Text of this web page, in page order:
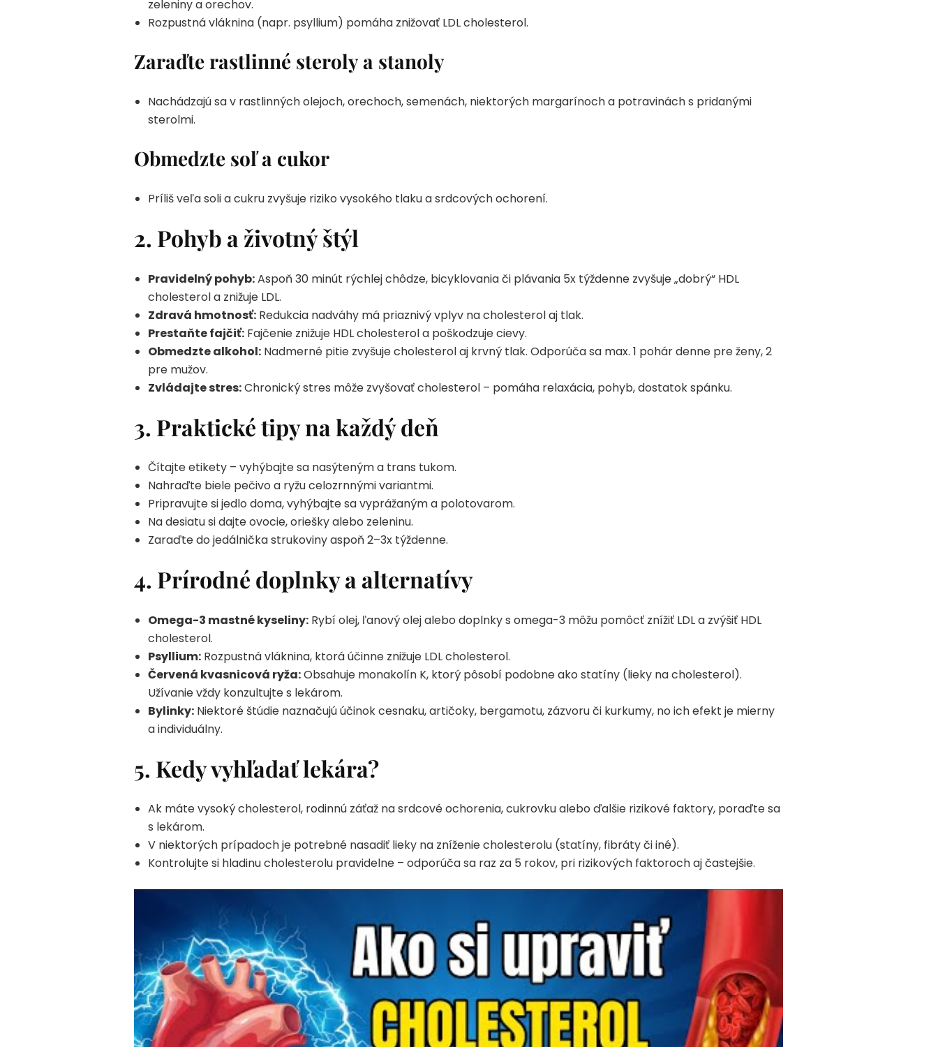
zeleniny a orechov.
Rozpustná vláknina (napr. psyllium) pomáha znižovať LDL cholesterol.
Zaraďte rastlinné steroly a stanoly
Nachádzajú sa v rastlinných olejoch, orechoch, semenách, niektorých margarínoch a potravinách s pridanými
sterolmi.
Obmedzte soľ a cukor
Príliš veľa soli a cukru zvyšuje riziko vysokého tlaku a srdcových ochorení.
2. Pohyb a životný štýl
Pravidelný pohyb:Aspoň 30 minút rýchlej chôdze, bicyklovania či plávania 5x týždenne zvyšuje „dobrý“ HDL
cholesterol a znižuje LDL.
Zdravá hmotnosť: Redukcia nadváhy má priaznivý vplyv na cholesterol aj tlak.
Prestaňte fajčiť: Fajčenie znižuje HDL cholesterol a poškodzuje cievy.
Obmedzte alkohol: Nadmerné pitie zvyšuje cholesterol aj krvný tlak. Odporúča sa max. 1 pohár denne pre ženy, 2
pre mužov.
Zvládajte stres:Chronický stres môže zvyšovať cholesterol – pomáha relaxácia, pohyb, dostatok spánku.
3. Praktické tipy na každý deň
Čítajte etikety – vyhýbajte sa nasýteným a trans tukom.
Nahraďte biele pečivo a ryžu celozrnnými variantmi.
Pripravujte si jedlo doma, vyhýbajte sa vyprážaným a polotovarom.
Na desiatu si dajte ovocie, oriešky alebo zeleninu.
Zaraďte do jedálnička strukoviny aspoň 2–3x týždenne.
4. Prírodné doplnky a alternatívy
Omega-3 mastné kyseliny: Rybí olej, ľanový olej alebo doplnky s omega-3 môžu pomôcť znížiť LDL a zvýšiť HDL
cholesterol.
Psyllium: Rozpustná vláknina, ktorá účinne znižuje LDL cholesterol.
Červená kvasnicová ryža:Obsahuje monakolín K, ktorý pôsobí podobne ako statíny (lieky na cholesterol).
Užívanie vždy konzultujte s lekárom.
Bylinky: Niektoré štúdie naznačujú účinok cesnaku, artičoky, bergamotu, zázvoru či kurkumy, no ich efekt je mierny
a individuálny.
5. Kedy vyhľadať lekára?
Ak máte vysoký cholesterol, rodinnú záťaž na srdcové ochorenia, cukrovku alebo ďalšie rizikové faktory, poraďte sa
s lekárom.
V niektorých prípadoch je potrebné nasadiť lieky na zníženie cholesterolu (statíny, fibráty či iné).
Kontrolujte si hladinu cholesterolu pravidelne – odporúča sa raz za 5 rokov, pri rizikových faktoroch aj častejšie.